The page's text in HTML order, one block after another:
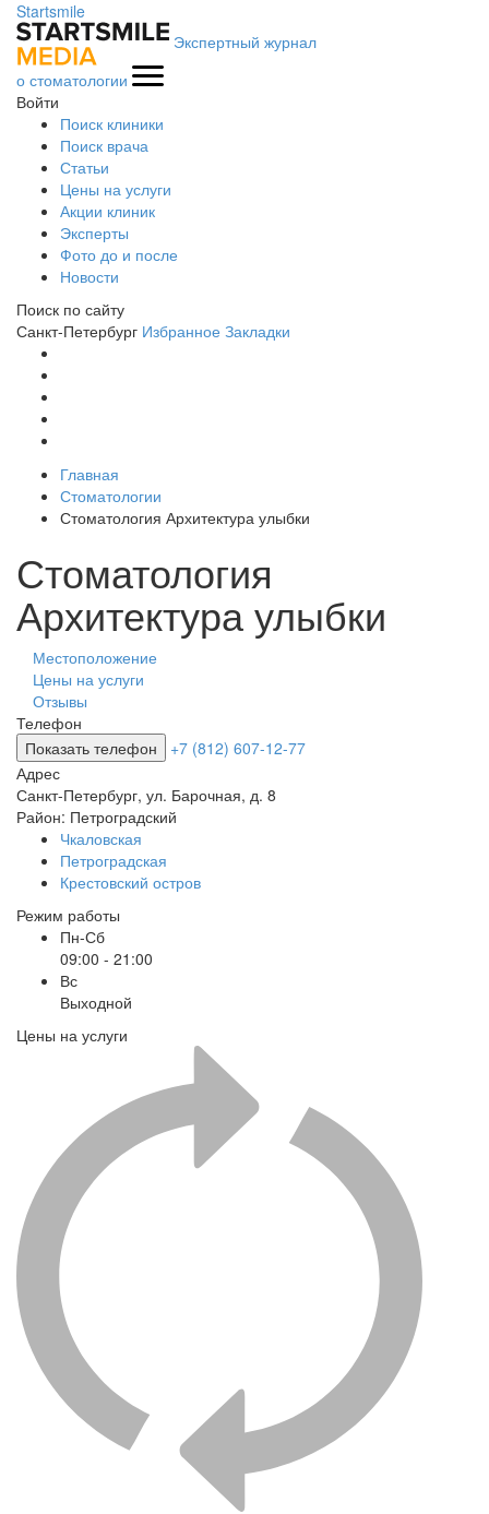
Startsmile
Экспертный журнал
о стоматологии
Войти
Поиск клиники
Поиск врача
Статьи
Цены на услуги
Акции клиник
Эксперты
Фото до и после
Новости
Поиск по сайту
Санкт-Петербург Избранное Закладки
Главная
Стоматологии
Стоматология Архитектура улыбки
Стоматология
Архитектура улыбки
Местоположение
Цены на услуги
Отзывы
Телефон
Показать телефон
+7 (812) 607-12-77
Адрес
Санкт-Петербург, ул. Барочная, д. 8
Район: Петроградский
Чкаловская
Петроградская
Крестовский остров
Режим работы
Пн-Сб
09:00 - 21:00
Вс
Выходной
Цены на услуги